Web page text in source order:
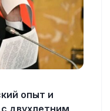
опыт и
двухлетним